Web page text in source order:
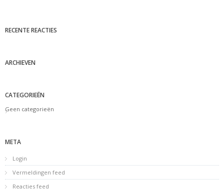
RECENTE REACTIES
ARCHIEVEN
CATEGORIEËN
Geen categorieën
META
Login
Vermeldingen feed
Reacties feed